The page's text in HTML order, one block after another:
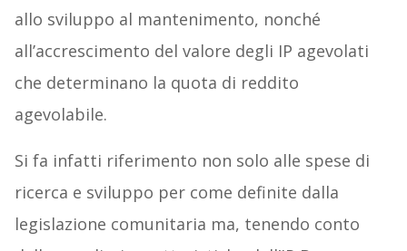
allo sviluppo al mantenimento, nonché
all’accrescimento del valore degli IP agevolati
che determinano la quota di reddito
agevolabile.
Si fa infatti riferimento non solo alle spese di
ricerca e sviluppo per come definite dalla
legislazione comunitaria ma, tenendo conto